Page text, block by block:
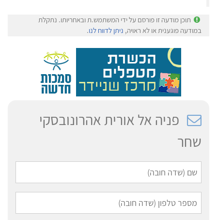
תוכן מודעה זו פורסם על ידי המשתמש.ת ובאחריותו. נתקלת
במודעה פוגענית או לא ראויה, ניתן לדווח לנו.
פניה אל אורית אהרונובסקי
שחר